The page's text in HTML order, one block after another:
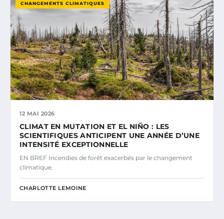
CHANGEMENTS CLIMATIQUES
12 MAI 2026
CLIMAT EN MUTATION ET EL NIÑO : LES
SCIENTIFIQUES ANTICIPENT UNE ANNÉE D’UNE
INTENSITÉ EXCEPTIONNELLE
EN BREF Incendies de forêt exacerbés par le changement
climatique.
CHARLOTTE LEMOINE